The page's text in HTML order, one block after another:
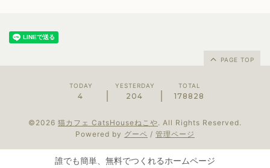
PAGE TOP
TODAY
4
YESTERDAY
204
TOTAL
178828
©2026 猫カフェ CatsHouseねこや. All Rights Reserved.
Powered by グーペ / 管理ページ
誰でも簡単、無料でつくれるホームページ